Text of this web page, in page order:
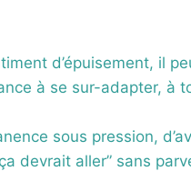
d’épuisement, il
à se sur-adapter, à
sous pression,
devrait aller” sans